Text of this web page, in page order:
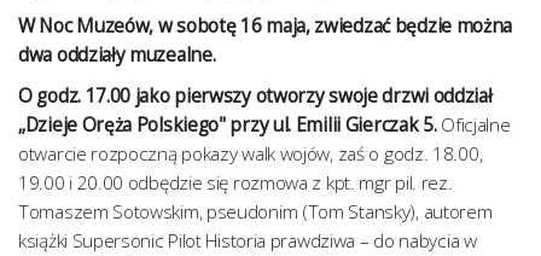
W Noc Muzeów, w sobotę 16 maja, zwiedzać będzie można
dwa oddziały muzealne.
O godz. 17.00 jako pierwszy otworzy swoje drzwi oddział
„Dzieje Oręża Polskiego" przy ul. Emilii Gierczak 5.Oficjalne
otwarcie rozpoczną pokazy walk wojów, zaś o godz. 18.00,
19.00 i 20.00 odbędzie się rozmowa z kpt. mgr pil. rez.
Tomaszem Sotowskim, pseudonim (Tom Stansky), autorem
książki Supersonic Pilot Historia prawdziwa – do nabycia w